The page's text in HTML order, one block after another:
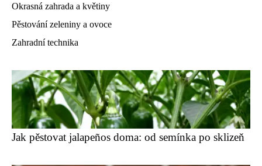
Okrasná zahrada a květiny
Pěstování zeleniny a ovoce
Zahradní technika
Jak pěstovat jalapeños doma: od semínka po sklizeň